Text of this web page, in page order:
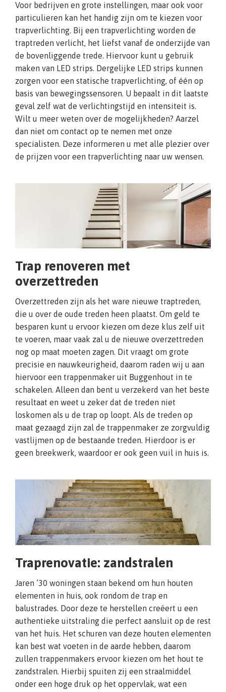
Voor bedrijven en grote instellingen, maar ook voor
particulieren kan het handig zijn om te kiezen voor
trapverlichting. Bij een trapverlichting worden de
traptreden verlicht, het liefst vanaf de onderzijde van
de bovenliggende trede. Hiervoor kunt u gebruik
maken van LED strips. Dergelijke LED strips kunnen
zorgen voor een statische trapverlichting, of één op
basis van bewegingssensoren. U bepaalt in dit laatste
geval zelf wat de verlichtingstijd en intensiteit is.
Wilt u meer weten over de mogelijkheden? Aarzel
dan niet om contact op te nemen met onze
specialisten. Deze informeren u met alle plezier over
de prijzen voor een trapverlichting naar uw wensen.
Trap renoveren met
overzettreden
Overzettreden zijn als het ware nieuwe traptreden,
die u over de oude treden heen plaatst. Om geld te
besparen kunt u ervoor kiezen om deze klus zelf uit
te voeren, maar vaak zal u de nieuwe overzettreden
nog op maat moeten zagen. Dit vraagt om grote
precisie en nauwkeurigheid, daarom raden wij u aan
hiervoor een trappenmaker uit Buggenhout in te
schakelen. Alleen dan bent u verzekerd van het beste
resultaat en weet u zeker dat de treden niet
loskomen als u de trap op loopt. Als de treden op
maat gezaagd zijn zal de trappenmaker ze zorgvuldig
vastlijmen op de bestaande treden. Hierdoor is er
geen breekwerk, waardoor er ook geen vuil in huis is.
Traprenovatie: zandstralen
Jaren ’30 woningen staan bekend om hun houten
elementen in huis, ook rondom de trap en
balustrades. Door deze te herstellen creëert u een
authentieke uitstraling die perfect aansluit op de rest
van het huis. Het schuren van deze houten elementen
kan best wat voeten in de aarde hebben, daarom
zullen trappenmakers ervoor kiezen om het hout te
zandstralen. Hierbij spuiten zij een straalmiddel
onder een hoge druk op het oppervlak, wat een